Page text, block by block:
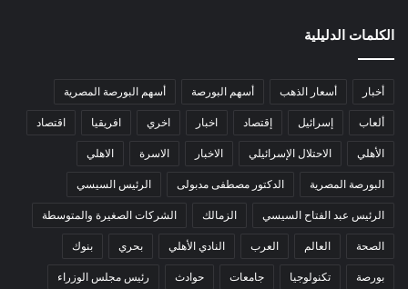
الكلمات الدليلية
أخبار أسعار الذهب أسهم البورصة أسهم البورصة المصرية
ألعاب إسرائيل إقتصاد اخبار اخري افريقيا اقتصاد
الأهلي الاحتلال الإسرائيلي الاخبار الاسرة الاهلي
البورصة المصرية الدكتور مصطفى مدبولى الرئيس السيسي
الرئيس عبد الفتاح السيسي الزمالك الشركات الصغيرة والمتوسطة
الصحة العالم العرب النادي الأهلي بحري بنوك
بورصة تكنولوجيا جامعات حوادث رئيس مجلس الوزراء